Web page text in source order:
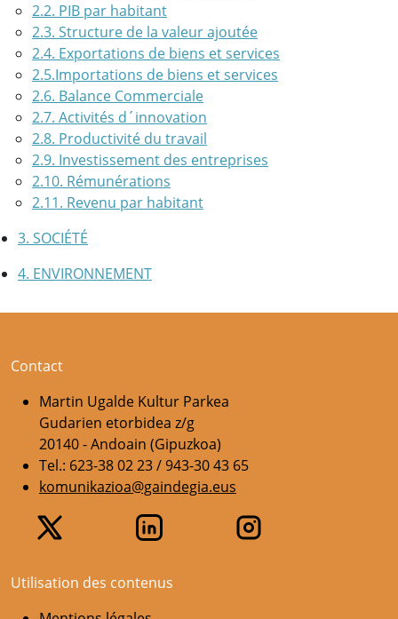
2.2. PIB par habitant
2.3. Structure de la valeur ajoutée
2.4. Exportations de biens et services
2.5.Importations de biens et services
2.6. Balance Commerciale
2.7. Activités d´innovation
2.8. Productivité du travail
2.9. Investissement des entreprises
2.10. Rémunérations
2.11. Revenu par habitant
3. SOCIÉTÉ
4. ENVIRONNEMENT
Contact
Martin Ugalde Kultur Parkea
Gudarien etorbidea z/g
20140 - Andoain (Gipuzkoa)
Tel.: 623-38 02 23 / 943-30 43 65
komunikazioa@gaindegia.eus
Utilisation des contenus